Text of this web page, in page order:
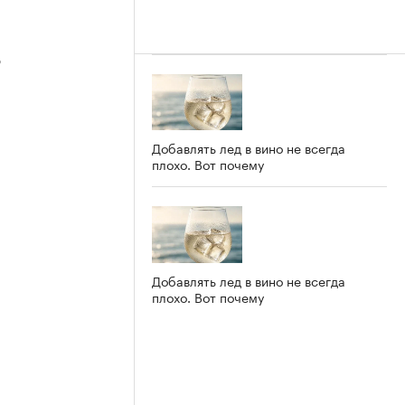
Добавлять лед в вино не всегда
плохо. Вот почему
Добавлять лед в вино не всегда
плохо. Вот почему